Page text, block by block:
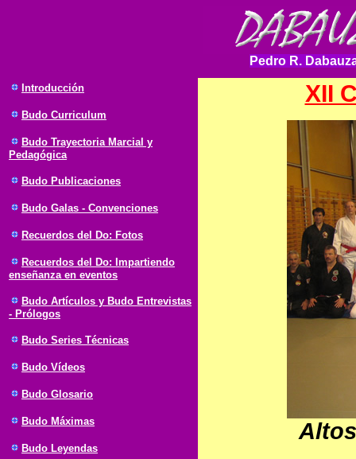
Pedro R.
Introducción
Budo Curriculum
Budo Trayectoria Marcial y
Pedagógica
Budo Publicaciones
Budo Galas - Convenciones
Recuerdos del Do: Fotos
Recuerdos del Do: Impartiendo
enseñanza en eventos
Budo Artículos y Budo Entrevistas
- Prólogos
Budo Series Técnicas
Budo Vídeos
Budo Glosario
Budo Máximas
Budo Leyendas
XII